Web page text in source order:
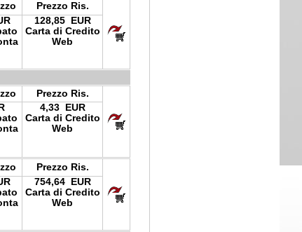
Prezzo Ris.
128,85 EUR
Carta di Credito
Web
Prezzo Ris.
4,33 EUR
Carta di Credito
Web
Prezzo Ris.
754,64 EUR
Carta di Credito
Web